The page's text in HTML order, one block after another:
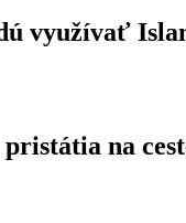
využívať
na